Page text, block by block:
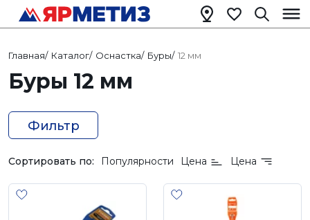
Главная/ Каталог/ Оснастка/ Буры/ 12 мм
Буры 12 мм
Фильтр
Сортировать по: Популярности Цена Цена